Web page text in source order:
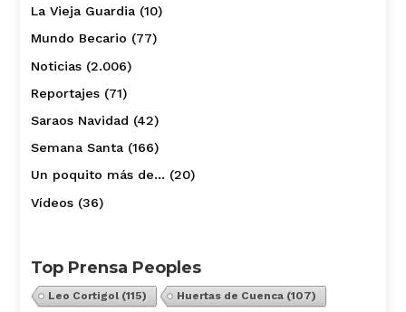
La Vieja Guardia(10)
Mundo Becario (77)
Noticias(2.006)
Reportajes(71)
Saraos Navidad (42)
Semana Santa(166)
Un poquito más de… (20)
Vídeos(36)
Top Prensa Peoples
Leo Cortigol(115) Huertas de Cuenca(107)